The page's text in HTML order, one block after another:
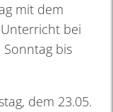
mit dem
bei
bis
dem 23.05.